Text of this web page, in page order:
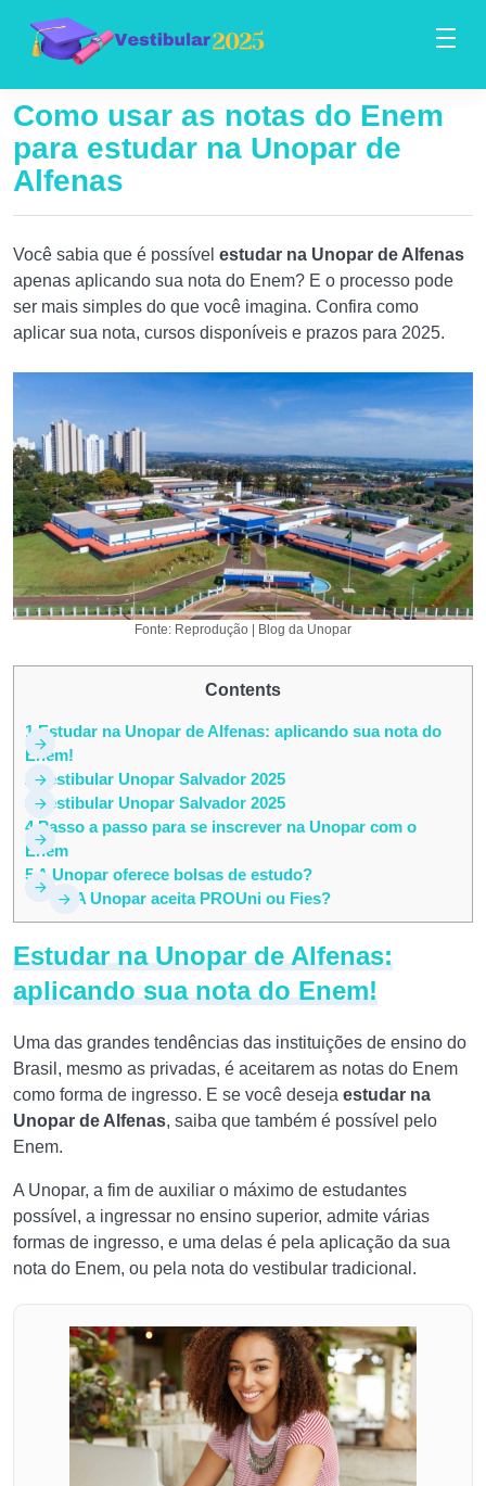
Como usar as notas do Enem
para estudar na Unopar de
Alfenas
Você sabia que é possível estudar na Unopar de Alfenas
apenas aplicando sua nota do Enem? E o processo pode
ser mais simples do que você imagina. Confira como
aplicar sua nota, cursos disponíveis e prazos para 2025.
Fonte: Reprodução | Blog da Unopar
Contents
1 Estudar na Unopar de Alfenas: aplicando sua nota do
Enem!
2 Vestibular Unopar Salvador 2025
3 Vestibular Unopar Salvador 2025
4 Passo a passo para se inscrever na Unopar com o
Enem
5 A Unopar oferece bolsas de estudo?
5.1 A Unopar aceita PROUni ou Fies?
Estudar na Unopar de Alfenas:
aplicando sua nota do Enem!
Uma das grandes tendências das instituições de ensino do
Brasil, mesmo as privadas, é aceitarem as notas do Enem
como forma de ingresso. E se você deseja estudar na
Unopar de Alfenas, saiba que também é possível pelo
Enem.
A Unopar, a fim de auxiliar o máximo de estudantes
possível, a ingressar no ensino superior, admite várias
formas de ingresso, e uma delas é pela aplicação da sua
nota do Enem, ou pela nota do vestibular tradicional.